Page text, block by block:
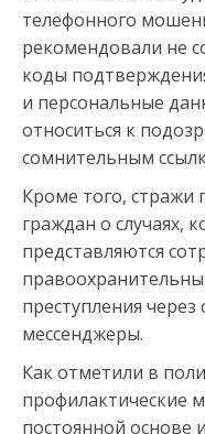
телефонного
рекомендовали не
коды
и персональные
относиться к
сомнительным
Кроме того, стражи
граждан о случаях,
представляются
преступления
мессенджеры.
Как отметили в
профилактические
постоянной основе